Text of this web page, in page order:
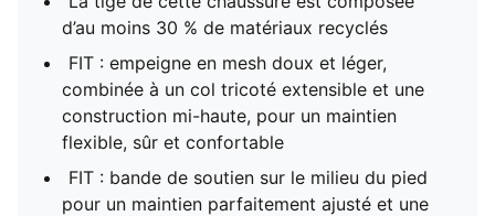
d’au moins 30 % de matériaux recyclés
FIT : empeigne en mesh doux et léger,
combinée à un col tricoté extensible et une
construction mi-haute, pour un maintien
flexible, sûr et confortable
FIT : bande de soutien sur le milieu du pied
pour un maintien parfaitement ajusté et une